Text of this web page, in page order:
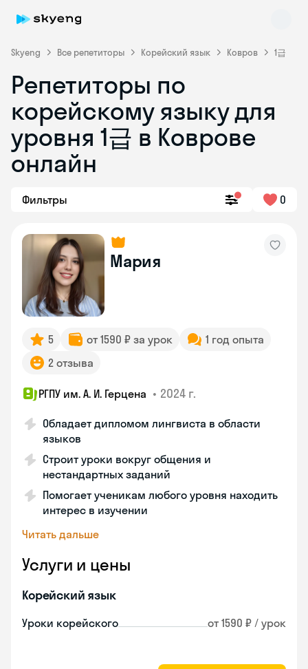
Skyeng Все репетиторы Корейский язык Ковров 1급
Репетиторы по
корейскому языку для
уровня 1급 в Коврове
онлайн
Фильтры 0
Мария
5 от 1590 ₽ за урок
1 год опыта
2 отзыва
РГПУ им. А. И. Герцена • 2024 г.
Обладает дипломом лингвиста в области
языков
Строит уроки вокруг общения и
нестандартных заданий
Помогает ученикам любого уровня находить
интерес в изучении
Читать дальше
Услуги и цены
Корейский язык
Уроки корейского от 1590 ₽ / урок
Skyeng Chat
online